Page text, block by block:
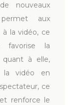
nouveaux
aux
la vidéo, ce
favorise la
quant à elle,
la vidéo en
ce
renforce le